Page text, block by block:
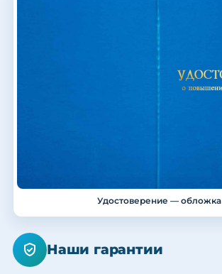
Удостоверение — обложка
Наши гарантии